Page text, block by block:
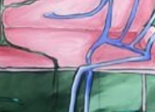
E
D
R
O
L